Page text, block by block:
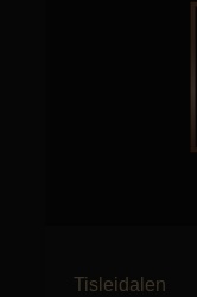
Tisleidalen